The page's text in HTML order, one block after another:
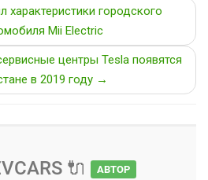
характеристики городского
Mii Electric
центры Tesla появятся
в 2019 году →
🔌 АВТОР